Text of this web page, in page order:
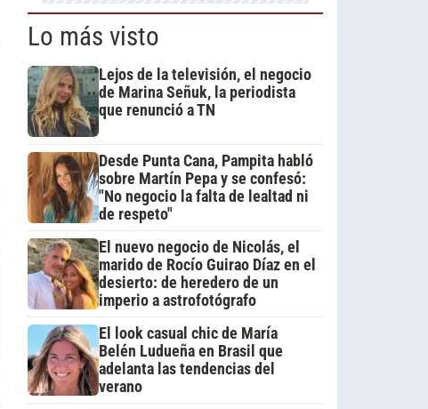
Lo más visto
Lejos de la televisión, el negocio
de Marina Señuk, la periodista
que renunció a TN
Desde Punta Cana, Pampita habló
sobre Martín Pepa y se confesó:
"No negocio la falta de lealtad ni
de respeto"
El nuevo negocio de Nicolás, el
marido de Rocío Guirao Díaz en el
desierto: de heredero de un
imperio a astrofotógrafo
El look casual chic de María
Belén Ludueña en Brasil que
adelanta las tendencias del
verano